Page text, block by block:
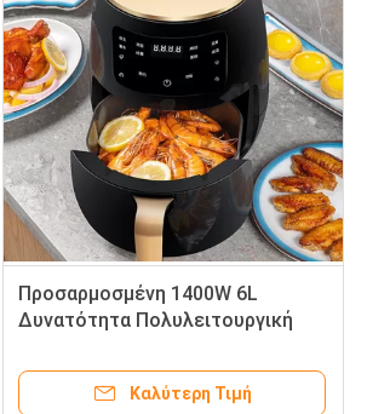
Προσαρμοσμένη 1400W 6L
Δυνατότητα Πολυλειτουργική
παρασκευή τηγανητών τροφίμων
Καλύτερη Τιμή